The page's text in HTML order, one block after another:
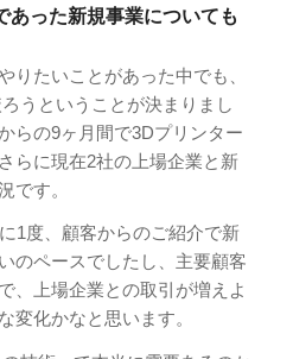
あった新規事業についても
りたいことがあった中でも、
うということが決まりまし
らの9ヶ月間で3Dプリンター
らに現在2社の上場企業と新
です。
1度、顧客からのご紹介で新
のペースでしたし、主要顧客
、上場企業との取引が増えよ
変化かなと思います。